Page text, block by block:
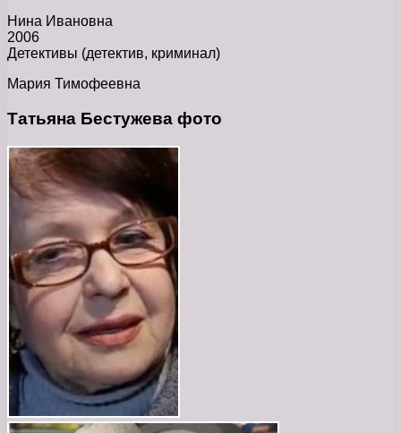
Нина Ивановна
2006
Детективы (детектив, криминал)
Мария Тимофеевна
Татьяна Бестужева фото